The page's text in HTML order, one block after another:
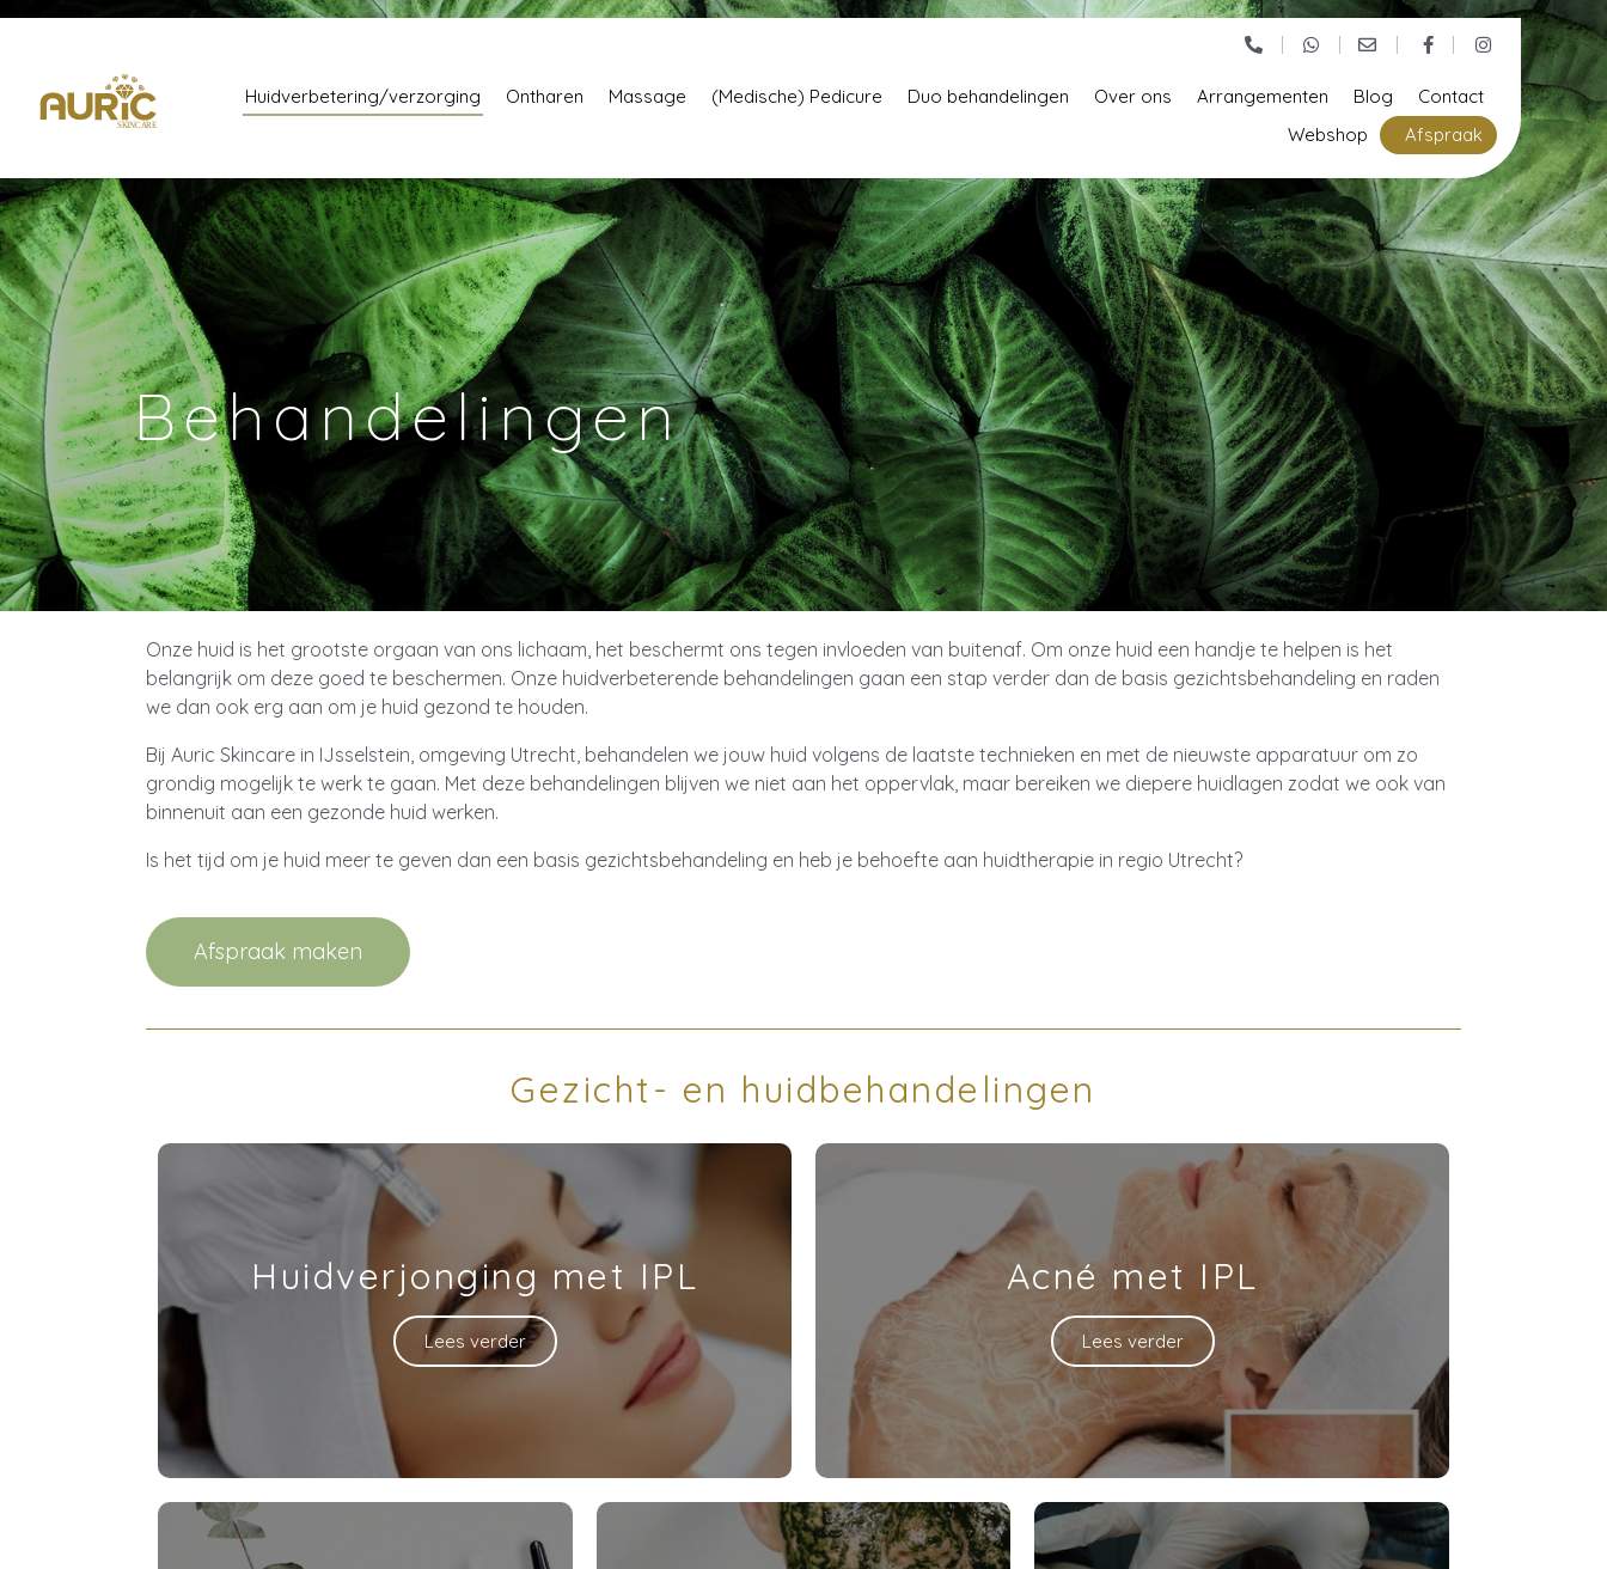
Huidverbetering/verzorging Ontharen Massage (Medische) Pedicure Duo behandelingen Over ons Arrangementen Blog
Contact
Webshop
Afspraak
Behandelingen
Onze huid is het grootste orgaan van ons lichaam, het beschermt ons tegen invloeden van buitenaf. Om onze huid een handje te helpen is het
belangrijk om deze goed te beschermen. Onze huidverbeterende behandelingen gaan een stap verder dan de basis gezichtsbehandeling en raden
we dan ook erg aan om je huid gezond te houden.
Bij Auric Skincare in IJsselstein, omgeving Utrecht, behandelen we jouw huid volgens de laatste technieken en met de nieuwste apparatuur om zo
grondig mogelijk te werk te gaan. Met deze behandelingen blijven we niet aan het oppervlak, maar bereiken we diepere huidlagen zodat we ook van
binnenuit aan een gezonde huid werken.
Is het tijd om je huid meer te geven dan een basis gezichtsbehandeling en heb je behoefte aan huidtherapie in regio Utrecht?
Afspraak maken
Gezicht- en huidbehandelingen
Huidverjonging met IPL
Lees verder
Acné met IPL
Lees verder